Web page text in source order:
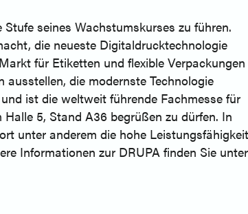
seines Wachstumskurses zu führen.
die neueste Digitaldrucktechnologie
für Etiketten und flexible Verpackungen
die modernste Technologie
ist die weltweit führende Fachmesse für
5, Stand A36 begrüßen zu dürfen. In
unter anderem die hohe
Informationen zur DRUPA finden Sie unter